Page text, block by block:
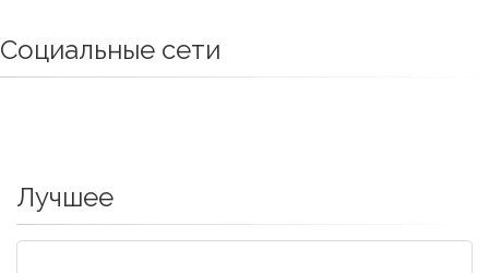
Социальные сети
Лучшее